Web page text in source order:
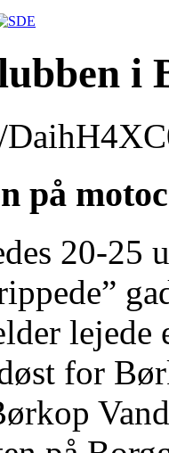
i
på
20-25
lejede
for